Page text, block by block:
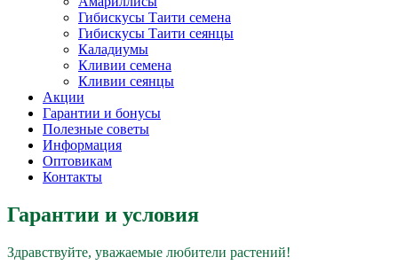
Гибискусы Таити семена
Гибискусы Таити сеянцы
Каладиумы
Кливии семена
Кливии сеянцы
Акции
Гарантии и бонусы
Полезные советы
Информация
Оптовикам
Контакты
Гарантии и условия
Здравствуйте, уважаемые любители растений!